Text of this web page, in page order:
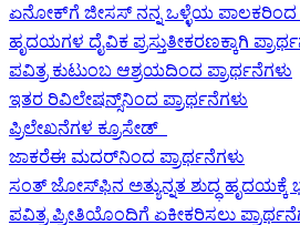
ಏನೋಕ್‍ಗೆ ಜೀಸಸ್ ನನ್ನ ಒಳ್ಳೆಯ ಪಾಲಕರಿಂದ
ಹೃದಯಗಳ ದೈವಿಕ ಪ್ರಸ್ತುತೀಕರಣಕ್ಕಾಗಿ
ಪವಿತ್ರ ಕುಟುಂಬ ಆಶ್ರಯದಿಂದ ಪ್ರಾರ್ಥನೆಗಳು
ಇತರ ರಿವಿಲೇಷನ್ಸ್‌ನಿಂದ ಪ್ರಾರ್ಥನೆಗಳು
ಪ್ರಿಲೇಖನೆಗಳ ಕ್ರೂಸೇಡ್
ಜಾಕರೆಈ ಮದರ್‌ನಿಂದ ಪ್ರಾರ್ಥನೆಗಳು
ಸಂತ್ ಜೋಸ್‌ಫಿನ ಅತ್ಯುನ್ನತ ಶುದ್ಧ ಹೃದಯಕ್ಕೆ
ಪವಿತ್ರ ಪ್ರೀತಿಯೊಂದಿಗೆ ಏಕೀಕರಿಸಲು